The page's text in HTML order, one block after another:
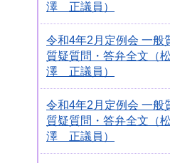
澤 正議員）
令和4年2月定例会 一般
質疑質問・答弁全文（
澤 正議員）
令和4年2月定例会 一般
質疑質問・答弁全文（
澤 正議員）